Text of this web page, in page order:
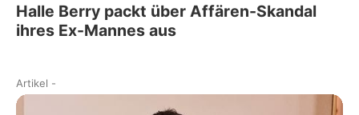
Halle Berry packt über Affären-Skandal
ihres Ex-Mannes aus
Artikel -